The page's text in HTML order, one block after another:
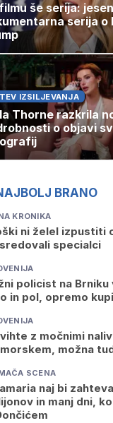
še serija:
serija o
IZSILJEVANJA
Thorne razkrila
o objavi
BRANO
KRONIKA
ni želel izpustiti
specialci
policist na
in pol, opremo
z močnimi
možna
SCENA
naj bi
in manj dni,